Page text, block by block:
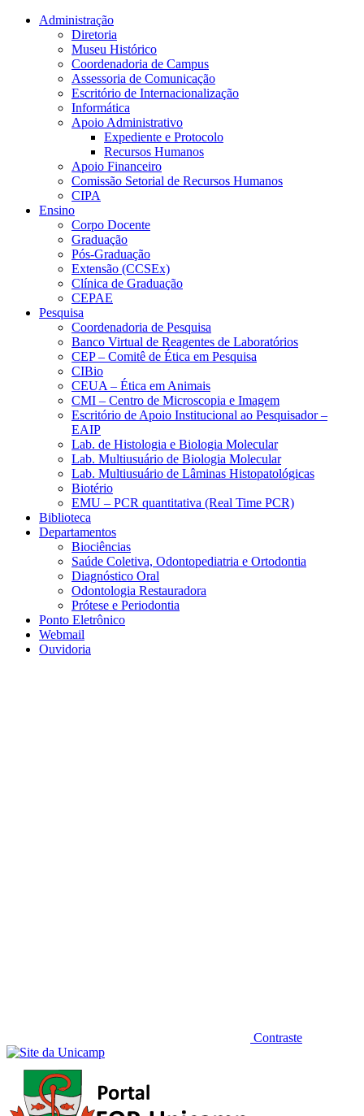
Conteúdo principal Menu principal
Administração
Diretoria
Museu Histórico
Coordenadoria de Campus
Assessoria de Comunicação
Escritório de Internacionalização
Informática
Apoio Administrativo
Expediente e Protocolo
Recursos Humanos
Apoio Financeiro
Comissão Setorial de Recursos Humanos
CIPA
Ensino
Corpo Docente
Graduação
Pós-Graduação
Extensão (CCSEx)
Clínica de Graduação
CEPAE
Pesquisa
Coordenadoria de Pesquisa
Banco Virtual de Reagentes de Laboratórios
CEP – Comitê de Ética em Pesquisa
CIBio
CEUA – Ética em Animais
CMI – Centro de Microscopia e Imagem
Escritório de Apoio Institucional ao Pesquisador –
EAIP
Lab. de Histologia e Biologia Molecular
Lab. Multiusuário de Biologia Molecular
Lab. Multiusuário de Lâminas Histopatológicas
Biotério
EMU – PCR quantitativa (Real Time PCR)
Biblioteca
Departamentos
Biociências
Saúde Coletiva, Odontopediatria e Ortodontia
Diagnóstico Oral
Odontologia Restauradora
Prótese e Periodontia
Ponto Eletrônico
Webmail
Ouvidoria
Contraste